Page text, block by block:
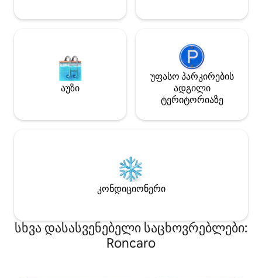
დამატებითი ღირებულებით,
ავტოფარეხის საფასურით
აუზი
უფასო პარკირების
ადგილი
ტერიტორიაზე
კონდიციონერი
სხვა დასასვენებელი საცხოვრებლები:
Roncaro